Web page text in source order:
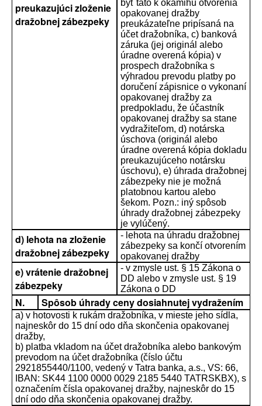
preukazujúci zloženie
dražobnej zábezpeky
byť táto k okamihu otvorenia
opakovanej dražby
preukázateľne pripísaná na
účet dražobníka, c) banková
záruka (jej originál alebo
úradne overená kópia) v
prospech dražobníka s
výhradou prevodu platby po
doručení zápisnice o vykonaní
opakovanej dražby za
predpokladu, že účastník
opakovanej dražby sa stane
vydražiteľom, d) notárska
úschova (originál alebo
úradne overená kópia dokladu
preukazujúceho notársku
úschovu), e) úhrada dražobnej
zábezpeky nie je možná
platobnou kartou alebo
šekom. Pozn.: iný spôsob
úhrady dražobnej zábezpeky
je vylúčený.
d) lehota na zloženie
dražobnej zábezpeky
- lehota na úhradu dražobnej
zábezpeky sa končí otvorením
opakovanej dražby
e) vrátenie dražobnej
zábezpeky
- v zmysle ust. § 15 Zákona o
DD alebo v zmysle ust. § 19
Zákona o DD
N. Spôsob úhrady ceny dosiahnutej vydražením
a) v hotovosti k rukám dražobníka, v mieste jeho sídla,
najneskôr do 15 dní odo dňa skončenia opakovanej
dražby,
b) platba vkladom na účet dražobníka alebo bankovým
prevodom na účet dražobníka (číslo účtu
2921855440/1100, vedený v Tatra banka, a.s., VS: 66,
IBAN: SK44 1100 0000 0029 2185 5440 TATRSKBX), s
označením čísla opakovanej dražby, najneskôr do 15
dní odo dňa skončenia opakovanej dražby.